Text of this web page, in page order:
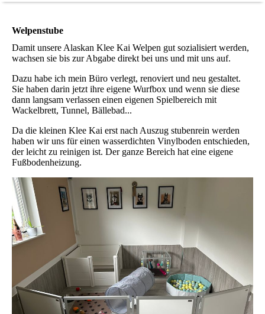
Welpenstube
Damit unsere Alaskan Klee Kai Welpen gut sozialisiert werden,
wachsen sie bis zur Abgabe direkt bei uns und mit uns auf.
Dazu habe ich mein Büro verlegt, renoviert und neu gestaltet.
Sie haben darin jetzt ihre eigene Wurfbox und wenn sie diese
dann langsam verlassen einen eigenen Spielbereich mit
Wackelbrett, Tunnel, Bällebad...
Da die kleinen Klee Kai erst nach Auszug stubenrein werden
haben wir uns für einen wasserdichten Vinylboden entschieden,
der leicht zu reinigen ist. Der ganze Bereich hat eine eigene
Fußbodenheizung.